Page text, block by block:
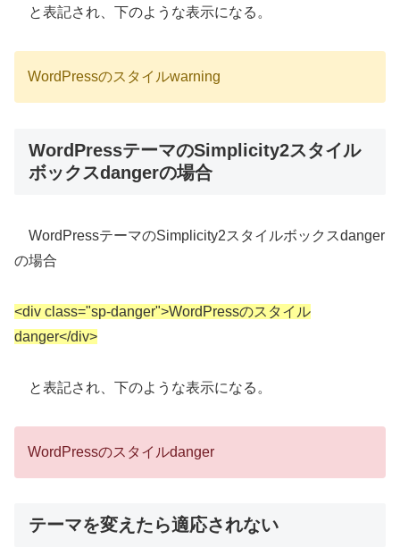
と表記され、下のような表示になる。
WordPressのスタイルwarning
WordPressテーマのSimplicity2スタイル
ボックスdangerの場合
WordPressテーマのSimplicity2スタイルボックスdanger
の場合
<div class="sp-danger">WordPressのスタイル
danger</div>
と表記され、下のような表示になる。
WordPressのスタイルdanger
テーマを変えたら適応されない